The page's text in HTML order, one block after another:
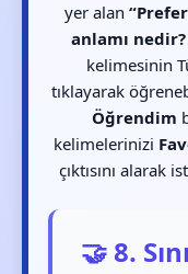
yer alan
anlamı nedir?
kelimesinin
tıklayarak
Öğrendim
kelimelerinizi
çıktısını
🤝 8.